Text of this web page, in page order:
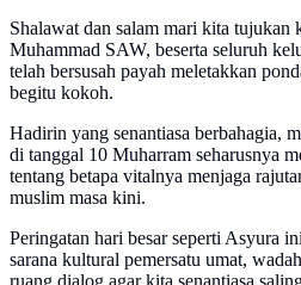
Shalawat dan salam mari kita tujukan
Muhammad SAW, beserta seluruh
telah bersusah payah meletakkan
begitu kokoh.
Hadirin yang senantiasa berbahagia,
di tanggal 10 Muharram seharusnya
tentang betapa vitalnya menjaga
muslim masa kini.
Peringatan hari besar seperti Asyura
sarana kultural pemersatu umat,